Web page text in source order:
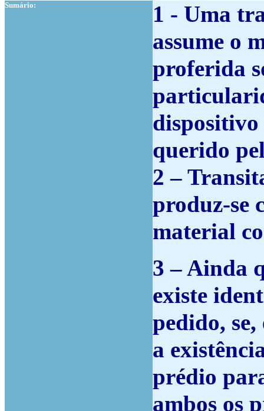
Sumário:
1 - Uma
assume o
proferida
dispositivo
querido
2 –
produz-se
material
3 – Ainda
existe
pedido, se,
a
prédio
ambos os